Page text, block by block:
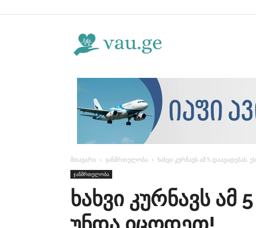
მთავარი ჯანმრთელობა ხახვი კურნავს ამ 5 დაავადებას.
ჯანმრთელობა
ხახვი კურნავს ამ